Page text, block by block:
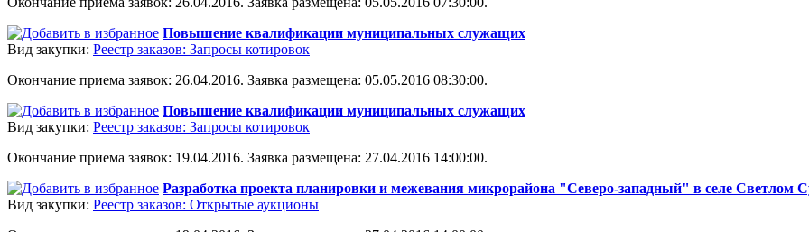
Повышение квалификации муниципальных служащих
Вид закупки: Реестр заказов: Запросы котировок
Окончание приема заявок: 26.04.2016. Заявка размещена: 05.05.2016 08:30:00.
Повышение квалификации муниципальных служащих
Вид закупки: Реестр заказов: Запросы котировок
Окончание приема заявок: 19.04.2016. Заявка размещена: 27.04.2016 14:00:00.
Разработка проекта планировки и межевания микрорайона "Северо-западный" в селе Светлом
Вид закупки: Реестр заказов: Открытые аукционы